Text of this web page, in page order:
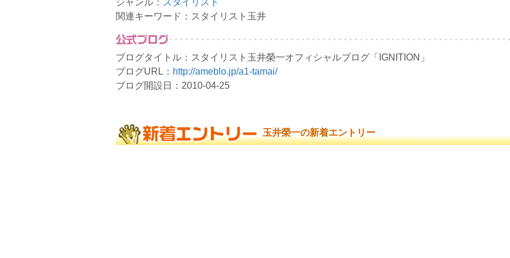
ジャンル： スタイリスト
関連キーワード：スタイリスト玉井
ブログタイトル：スタイリスト玉井榮一オフィシャルブログ「IGNITION」
ブログURL： http://ameblo.jp/a1-tamai/
ブログ開設日：2010-04-25
玉井榮一の新着エントリー